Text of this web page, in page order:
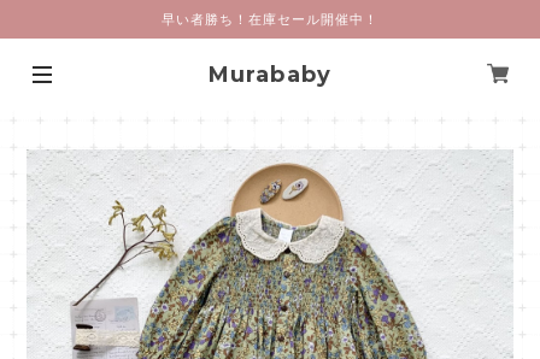
早い者勝ち！在庫セール開催中！
Murababy